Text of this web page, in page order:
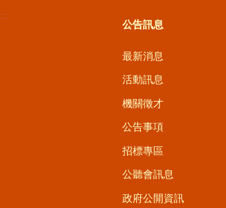
:::
公告訊息
最新消息
活動訊息
機關徵才
公告事項
招標專區
公聽會訊息
政府公開資訊